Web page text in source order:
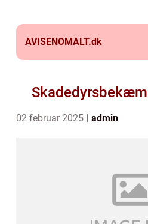
AVISENOMALT.dk
02 februar 2025 admin